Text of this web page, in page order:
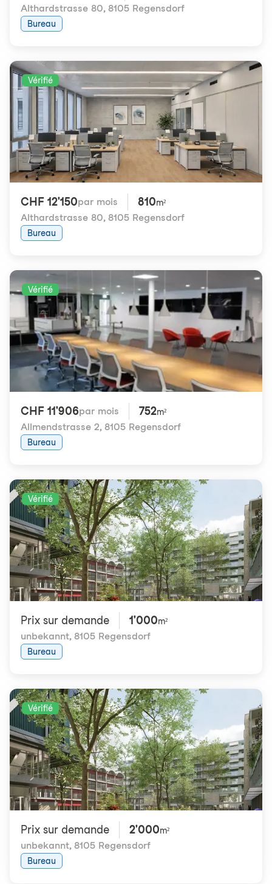
Althardstrasse 80, 8105 Regensdorf
Bureau
Vérifié
CHF 12'150par mois 810m²
Althardstrasse 80, 8105 Regensdorf
Bureau
Vérifié
CHF 11'906par mois 752m²
Allmendstrasse 2, 8105 Regensdorf
Bureau
Vérifié
Prix ​​sur demande 1'000m²
unbekannt, 8105 Regensdorf
Bureau
Vérifié
Prix ​​sur demande 2'000m²
unbekannt, 8105 Regensdorf
Bureau